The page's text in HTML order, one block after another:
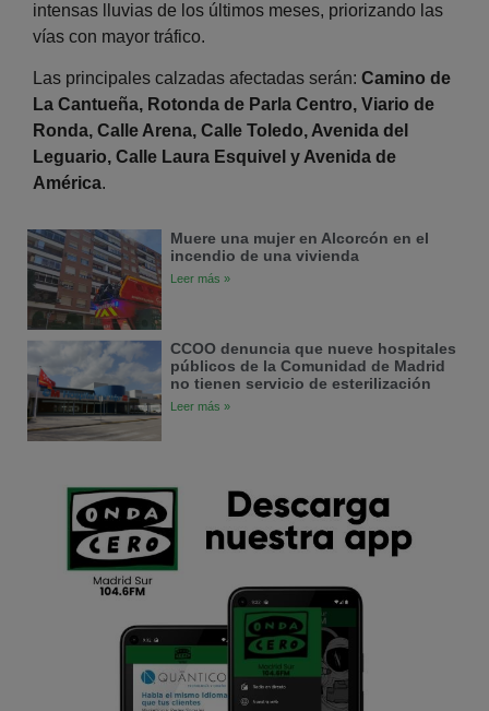
intensas lluvias de los últimos meses, priorizando las
vías con mayor tráfico.
Las principales calzadas afectadas serán: Camino de
La Cantueña, Rotonda de Parla Centro, Viario de
Ronda, Calle Arena, Calle Toledo, Avenida del
Leguario, Calle Laura Esquivel y Avenida de
América.
Muere una mujer en Alcorcón en el
incendio de una vivienda
Leer más »
CCOO denuncia que nueve hospitales
públicos de la Comunidad de Madrid
no tienen servicio de esterilización
Leer más »